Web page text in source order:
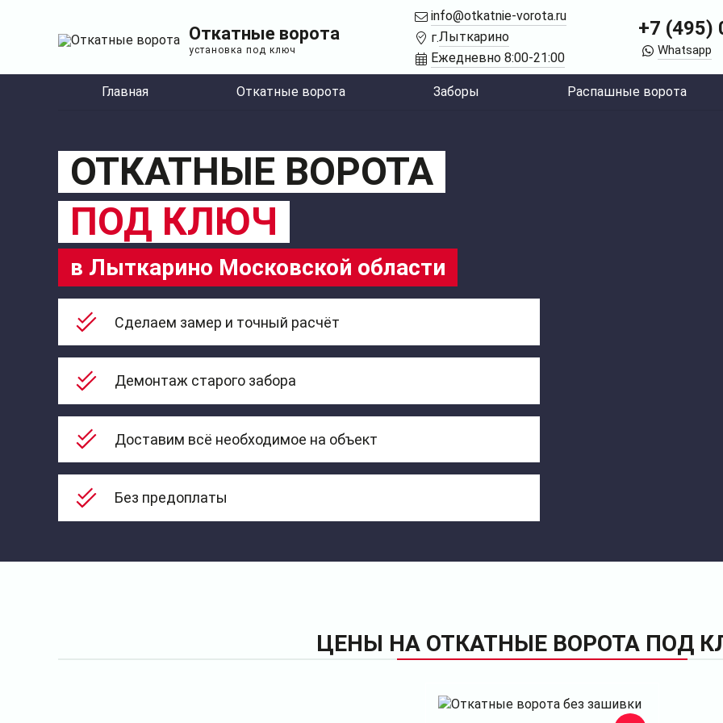
Откатные ворота
установка под ключ
info@otkatnie-vorota.ru
г.Лыткарино
Ежедневно 8:00-21:00
+7 (495)
Whatsapp
Главная Откатные ворота Заборы Распашные ворота
ОТКАТНЫЕ ВОРОТА
ПОД КЛЮЧ
в Лыткарино Московской области
Сделаем замер и точный расчёт
Демонтаж старого забора
Доставим всё необходимое на объект
Без предоплаты
ЦЕНЫ НА ОТКАТНЫЕ ВОРОТА ПОД